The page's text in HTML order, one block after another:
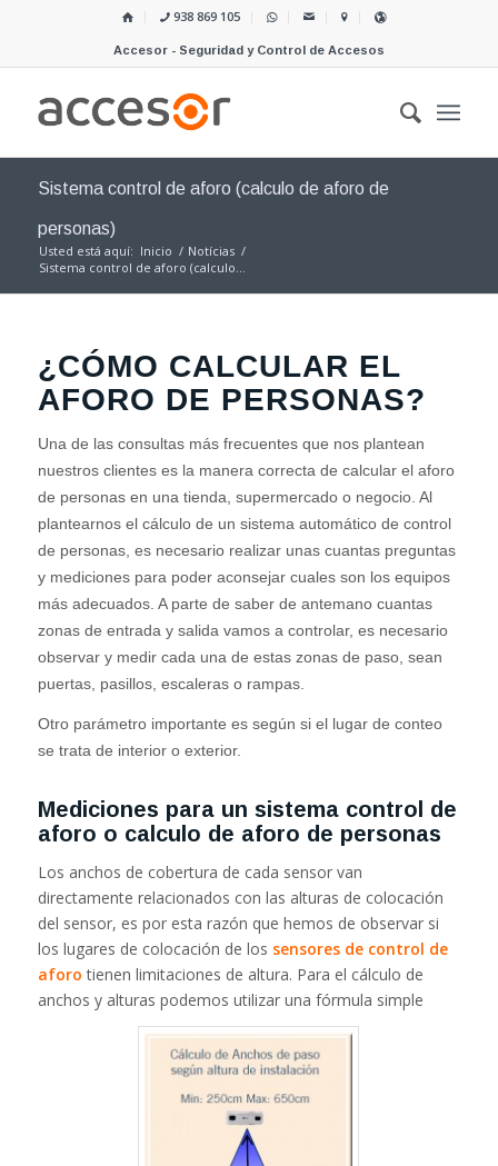
938 869 105
Accesor - Seguridad y Control de Accesos
Sistema control de aforo (calculo de aforo de
personas)
Usted está aquí: Inicio / Notícias /
Sistema control de aforo (calculo...
¿CÓMO CALCULAR EL
AFORO DE PERSONAS?
Una de las consultas más frecuentes que nos plantean
nuestros clientes es la manera correcta de calcular el aforo
de personas en una tienda, supermercado o negocio. Al
plantearnos el cálculo de un sistema automático de control
de personas, es necesario realizar unas cuantas preguntas
y mediciones para poder aconsejar cuales son los equipos
más adecuados. A parte de saber de antemano cuantas
zonas de entrada y salida vamos a controlar, es necesario
observar y medir cada una de estas zonas de paso, sean
puertas, pasillos, escaleras o rampas.
Otro parámetro importante es según si el lugar de conteo
se trata de interior o exterior.
Mediciones para un sistema control de
aforo o calculo de aforo de personas
Los anchos de cobertura de cada sensor van
directamente relacionados con las alturas de colocación
del sensor, es por esta razón que hemos de observar si
los lugares de colocación de los sensores de control de
aforo tienen limitaciones de altura. Para el cálculo de
anchos y alturas podemos utilizar una fórmula simple